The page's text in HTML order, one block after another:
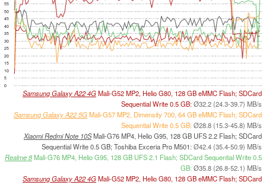
0
5
10
15
20
25
30
35
40
45
50
55
Samsung Galaxy A22 4GMali-G52 MP2, Helio G80, 128 GB eMMC Flash; SDCard
Sequential Write 0.5 GB:Ø32.2 (24.3-39.7) MB/s
Samsung Galaxy A22 5GMali-G57 MP2, Dimensity 700, 64 GB eMMC Flash; SDCard
Sequential Write 0.5 GB:Ø28.8 (15.3-45.8) MB/s
Xiaomi Redmi Note 10SMali-G76 MP4, Helio G95, 128 GB UFS 2.2 Flash; SDCard
Sequential Write 0.5 GB; Toshiba Exceria Pro M501: Ø42.4 (35.4-50.9) MB/s
Realme 8Mali-G76 MP4, Helio G95, 128 GB UFS 2.1 Flash; SDCard Sequential Write 0.5
GB: Ø35.8 (26.8-52.1) MB/s
Samsung Galaxy A22 4GMali-G52 MP2, Helio G80, 128 GB eMMC Flash; SDCard